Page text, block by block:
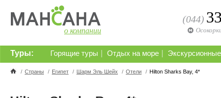
о компании
(044)
Горящие туры Отдых на море
Туры:
/ Страны / Египет / Шарм Эль Шейх / Отели / Hilton Sharks Bay, 4*